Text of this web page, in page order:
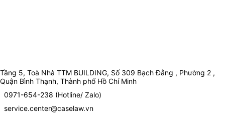
Tầng 5, Toà Nhà TTM BUILDING, Số 309 Bạch Đằng , Phường 2 ,
Quận Bình Thạnh, Thành phố Hồ Chí Minh
0971-654-238 (Hotline/ Zalo)
service.center@caselaw.vn